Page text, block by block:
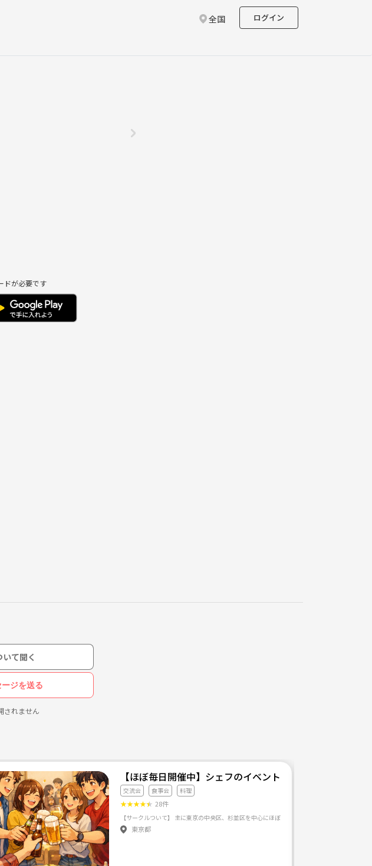
全国 ログイン
ドが必要です
て聞く
ジを送る
されません
ークル名をawesome momentにしました✨✨ 今後、卓球をメインにボウリング、飲み会なども検討しています♪ みなさんと一緒に楽
【ほぼ毎日開催中】シェフのイベントサークル
交流会 食事会 料理
★★★★★ 28件
東京都